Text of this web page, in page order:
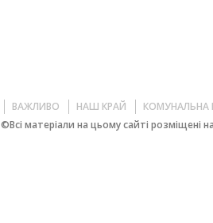
ВАЖЛИВО НАШ КРАЙ
КОМУНАЛЬНА
©Всі матеріали на цьому сайті розміщені